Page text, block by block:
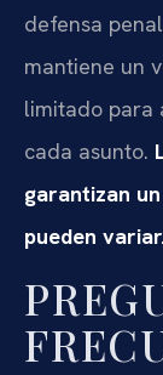
defensa
mantiene un
limitado para
cada asunto.
garantizan
pueden